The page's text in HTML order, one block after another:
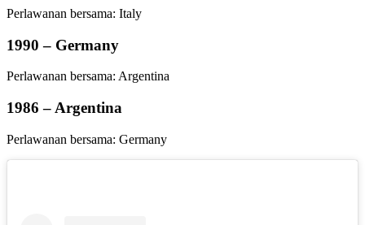
Perlawanan bersama: Italy
1990 – Germany
Perlawanan bersama: Argentina
1986 – Argentina
Perlawanan bersama: Germany